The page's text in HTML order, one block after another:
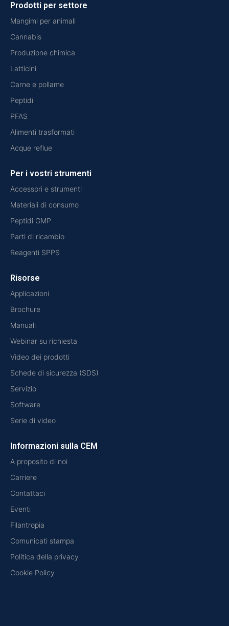
Prodotti per settore
Mangimi per animali
Cannabis
Produzione chimica
Latticini
Carne e pollame
Peptidi
PFAS
Alimenti trasformati
Acque reflue
Per i vostri strumenti
Accessori e strumenti
Materiali di consumo
Peptidi GMP
Parti di ricambio
Reagenti SPPS
Risorse
Applicazioni
Brochure
Manuali
Webinar su richiesta
Video dei prodotti
Schede di sicurezza (SDS)
Servizio
Software
Serie di video
Informazioni sulla CEM
A proposito di noi
Carriere
Contattaci
Eventi
Filantropia
Comunicati stampa
Politica della privacy
Cookie Policy